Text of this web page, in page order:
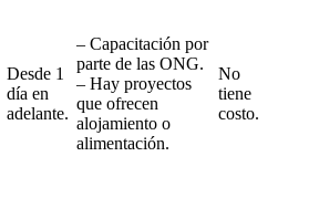
Desde 1
día en
adelante.
– Capacitación por
parte de las ONG.
– Hay proyectos
que ofrecen
alojamiento o
alimentación.
No
tiene
costo.